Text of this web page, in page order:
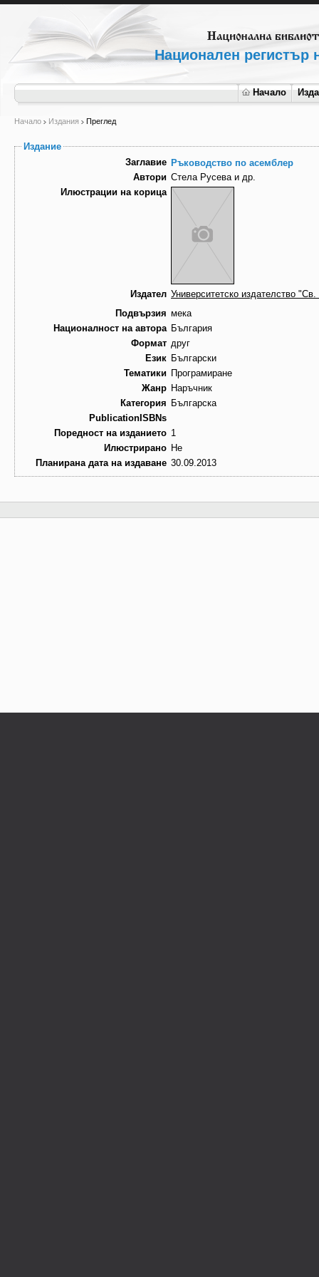
Национален регистър
Начало
Начало Издания Преглед
Издание
Заглавие Ръководство по асемблер
Автори Стела Русева и др.
Илюстрации на корица
Издател Университетско издателство
Подвързия мека
Националност на автора България
Формат друг
Език Български
Тематики Програмиране
Жанр Наръчник
Категория Българска
PublicationISBNs
Поредност на изданието 1
Илюстрирано Не
Планирана дата на издаване 30.09.2013